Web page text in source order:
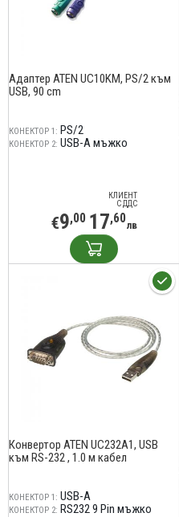
Адаптер ATEN UC10KM, PS/2 към
USB, 90 cm
КОНЕКТОР 1: PS/2
КОНЕКТОР 2: USB-А мъжко
КЛИЕНТ
С ДДС
€9,00 17,60лв
Конвертор ATEN UC232A1, USB
към RS-232 , 1.0 м кабел
КОНЕКТОР 1: USB-A
КОНЕКТОР 2: RS232 9 Pin мъжко